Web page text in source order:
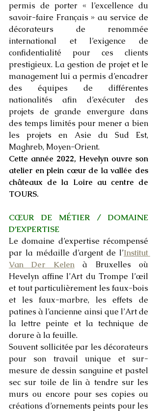
permis de porter « l’excellence du
savoir-faire Français » au service de
décorateurs de renommée
international et l’exigence de
confidentialité pour ces clients
prestigieux. La gestion de projet et le
management lui a permis d’encadrer
des équipes de différentes
nationalités afin d’exécuter des
projets de grande envergure dans
des temps limités pour mener a bien
les projets en Asie du Sud Est,
Maghreb, Moyen-Orient.
Cette année 2022, Hevelyn ouvre son
atelier en plein cœur de la vallée des
châteaux de la Loire au centre de
TOURS.
CŒUR DE MÉTIER / DOMAINE
D’EXPERTISE
Le domaine d’expertise récompensé
par la médaille d’argent de l’Institut
Van Der Kelen à Bruxelles où
Hevelyn affine l’Art du Trompe l’œil
et tout particulièrement les faux-bois
et les faux-marbre, les effets de
patines à l’ancienne ainsi que l’Art de
la lettre peinte et la technique de
dorure à la feuille.
Souvent sollicitée par les décorateurs
pour son travail unique et sur-
mesure de dessin sanguine et pastel
sec sur toile de lin à tendre sur les
murs ou encore pour ses copies ou
créations d’ornements peints pour les